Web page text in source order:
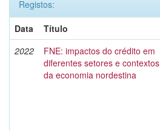
Registos:
Data
Título
2022
FNE: impactos do crédito em
diferentes setores e contextos
da economia nordestina